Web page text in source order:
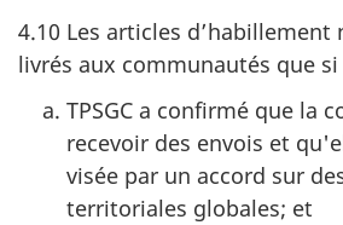
4.10 Les articles
livrés aux communautés que si
TPSGC a confirmé que la
recevoir des envois et
visée par un accord sur
territoriales globales; et